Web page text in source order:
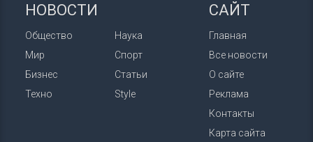
НОВОСТИ
Общество
Мир
Бизнес
Техно
Наука
Спорт
Статьи
Style
САЙТ
Главная
Все новости
О сайте
Реклама
Контакты
Карта сайта